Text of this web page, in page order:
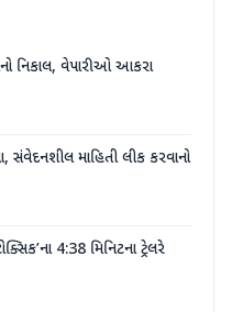
નિકાલ, વેપારીઓ આકરા
સંવેદનશીલ માહિતી લીક કરવાનો
4:38 મિનિટના ટ્રેલરે